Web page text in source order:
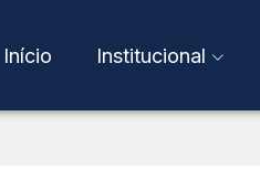
Início Institucional